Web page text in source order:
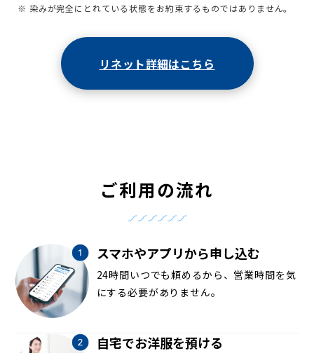
※ 染みが完全にとれている状態をお約束するものではありません。
リネット詳細はこちら
ご利用の流れ
スマホやアプリから申し込む
24時間いつでも頼めるから、営業時間を気
にする必要がありません。
自宅でお洋服を預ける